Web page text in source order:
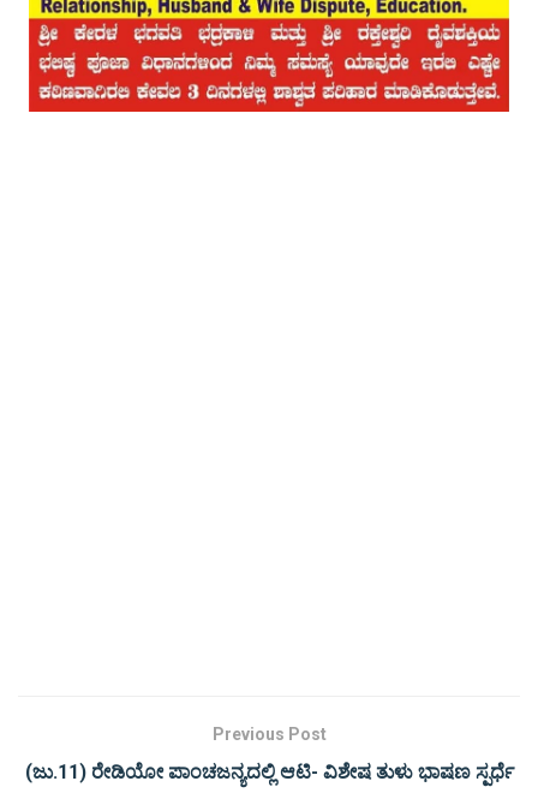
Previous Post
(ಜು.11) ರೇಡಿಯೋ ಪಾಂಚಜನ್ಯದಲ್ಲಿ ಆಟಿ- ವಿಶೇಷ ತುಳು ಭಾಷಣ ಸ್ಪರ್ಧೆ